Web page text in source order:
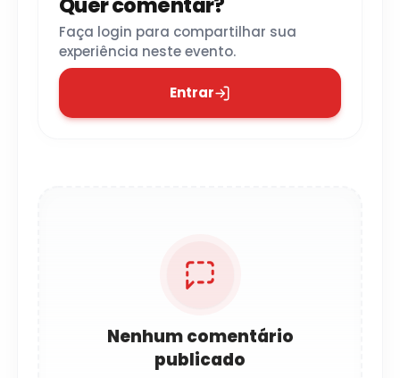
Faça login para compartilhar sua
experiência neste evento.
Entrar
Nenhum comentário
publicado